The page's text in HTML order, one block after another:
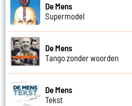
De Mens
Supermodel
De Mens
Tango zonder woorden
De Mens
Tekst